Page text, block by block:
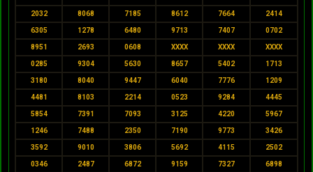
2032 8068 7185 8612 7664 2414
6305 1278 6480 9713 7407 0702
8951 2693 0608 XXXX XXXX XXXX
0285 9304 5630 8657 5402 1713
3180 8040 9447 6040 7776 1209
4481 8103 2214 0523 9284 4445
5854 7391 7093 3125 4220 5967
1246 7488 2350 7190 9773 3426
3592 9010 3806 5692 4115 2502
0346 2487 6872 9159 7327 6898